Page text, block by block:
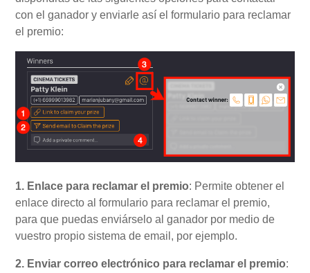
con el ganador y enviarle así el formulario para reclamar
el premio:
1. Enlace para reclamar el premio: Permite obtener el
enlace directo al formulario para reclamar el premio,
para que puedas enviárselo al ganador por medio de
vuestro propio sistema de email, por ejemplo.
2. Enviar correo electrónico para reclamar el premio: